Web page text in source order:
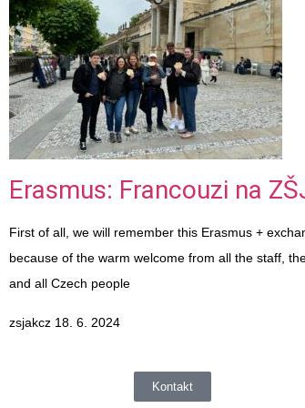
Erasmus: Francouzi na
First of all, we will remember this Erasmus +
because of the warm welcome from all the staff,
and all Czech people
zsjakcz 18. 6. 2024
Kontakt